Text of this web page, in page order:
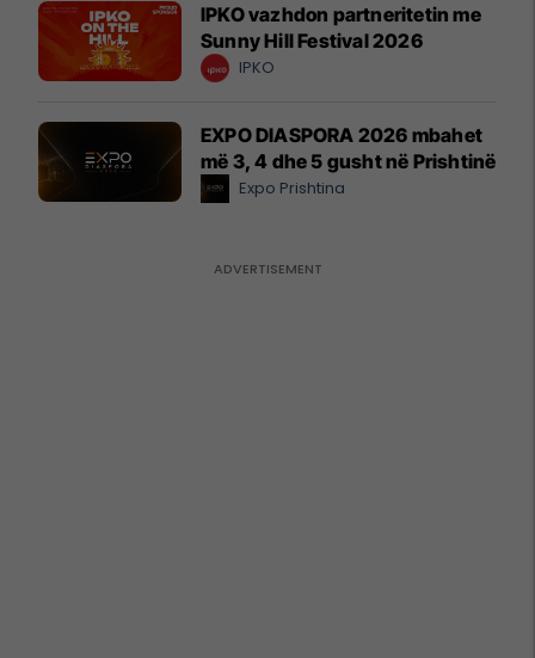
IPKO vazhdon partneritetin me
Sunny Hill Festival 2026
IPKO
EXPO DIASPORA 2026 mbahet
më 3, 4 dhe 5 gusht në Prishtinë
Expo Prishtina